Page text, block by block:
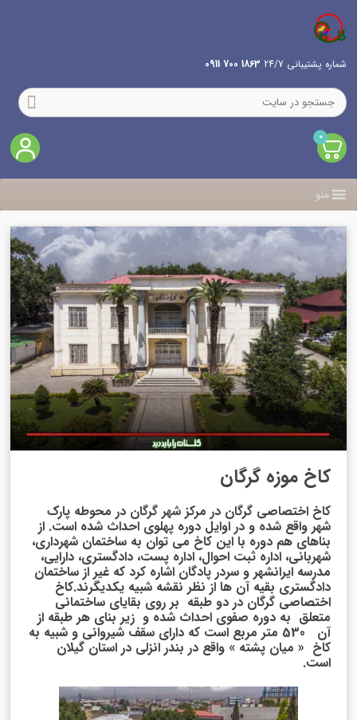
شماره پشتیبانی 24/7 1863 700 0911
0
منو
کاخ موزه گرگان
کاخ اختصاصی گرگان در مرکز شهر گرگان در محوطه پارک
شهر واقع شده و در اوایل دوره پهلوی احداث شده است. از
بناهای هم دوره با این کاخ می توان به ساختمان شهرداری،
شهربانی، اداره ثبت احوال، اداره پست، دادگستری، دارایی،
مدرسه ایرانشهر و سردر پادگان اشاره کرد که غیر از ساختمان
دادگستری بقیه آن ها از نظر نقشه شبیه یکدیگرند.کاخ
اختصاصی گرگان در دو طبقه بر روی بقایای ساختمانی
متعلق به دوره صفوی احداث شده و زیر بنای هر طبقه از
آن 530 متر مربع است که دارای سقف شیروانی و شبیه به
کاخ « میان پشته » واقع در بندر انزلی در استان گیلان
است.